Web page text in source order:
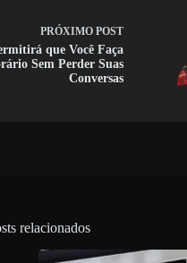
PRÓXIMO POST
que Você Faça
Sem Perder Suas
Conversas
relacionados